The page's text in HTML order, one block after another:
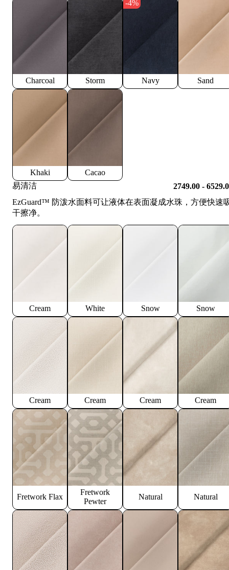
Charcoal Storm
-4%
Navy Sand
Khaki
Cacao
易清洁
2749.00 -
EzGuard™️ 防泼水面料可让液体在表面凝成水珠，方便快速
干擦净。
Cream White Snow Snow
Cream Cream Cream Cream
Fretwork Flax
Fretwork
Pewter
Natural Natural